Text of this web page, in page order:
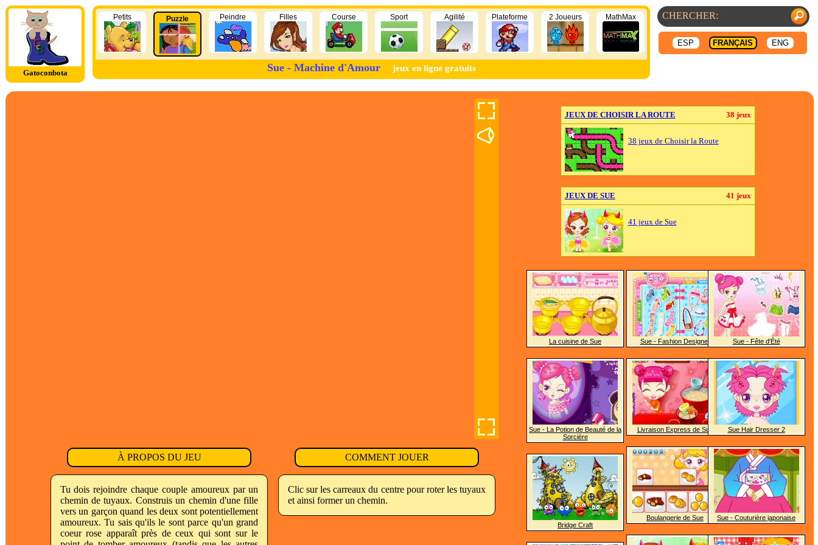
Gatoconbota
ESP FRANÇAIS ENG
Petits Puzzle Peindre Filles Course Sport Agilité Plateforme 2 Joueurs MathMax
Sue - Machine d'Amour jeux en ligne gratuits
À PROPOS DU JEU COMMENT JOUER
Tu dois rejoindre chaque couple amoureux par un
chemin de tuyaux. Construis un chemin d'une fille
vers un garçon quand les deux sont potentiellement
amoureux. Tu sais qu'ils le sont parce qu'un grand
coeur rose apparaît près de ceux qui sont sur le
Clic sur les carreaux du centre pour roter les tuyaux
et ainsi former un chemin.
JEUX DE CHOISIR LA ROUTE 38 jeux
38 jeux de Choisir la Route
JEUX DE SUE 41 jeux
41 jeux de Sue
La cuisine de Sue
Sue - La Potion de Beauté de la
Sorcière
Bridge Craft
Sue - Fashion Designer
Livraison Express de Sue
Boulangerie de Sue
Sue - Fête d'Été
Sue Hair Dresser 2
Sue - Couturière japonaise